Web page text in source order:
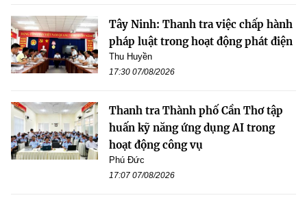
Tây Ninh: Thanh tra việc chấp hành
pháp luật trong hoạt động phát điện
Thu Huyền
17:30 07/08/2026
Thanh tra Thành phố Cần Thơ tập
huấn kỹ năng ứng dụng AI trong
hoạt động công vụ
Phú Đức
17:07 07/08/2026